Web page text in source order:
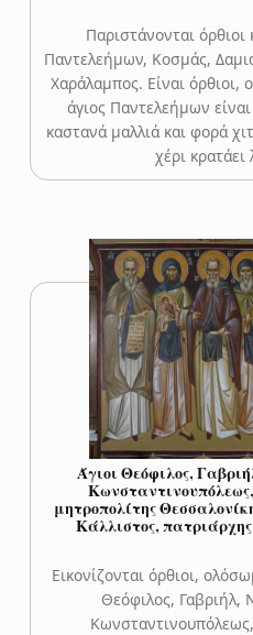
Παριστάνονται όρθιοι
Παντελεήμων, Κοσμάς,
Χαράλαμπος. Είναι όρθιοι,
άγιος Παντελεήμων
καστανά μαλλιά και φορά
χέρι
Άγιοι Θεόφιλος,
μητροπολίτης
Κάλλιστος,
Εικονίζονται όρθιοι,
Θεόφιλος, Γαβριήλ,